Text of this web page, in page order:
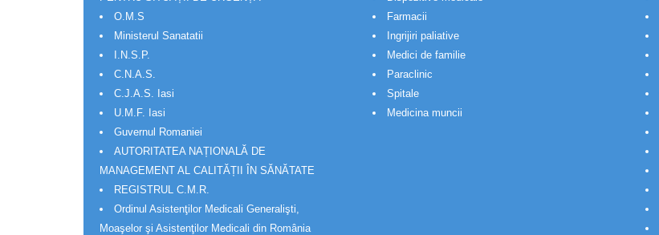
O.M.S
Ministerul Sanatatii
I.N.S.P.
C.N.A.S.
C.J.A.S. Iasi
U.M.F. Iasi
Guvernul Romaniei
AUTORITATEA NAȚIONALĂ DE
MANAGEMENT AL CALITĂȚII ÎN SĂNĂTATE
REGISTRUL C.M.R.
Ordinul Asistenţilor Medicali Generalişti,
Moaşelor şi Asistenţilor Medicali din România
Farmacii
Ingrijiri paliative
Medici de familie
Paraclinic
Spitale
Medicina muncii